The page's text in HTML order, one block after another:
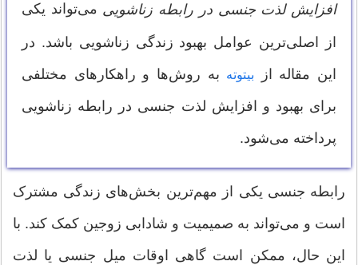
افزایش لذت جنسی در رابطه زناشویی می‌تواند یکی
از اصلی‌ترین عوامل بهبود زندگی زناشویی باشد. در
این مقاله از
بیتوته به روش‌ها و راهکارهای مختلفی
برای بهبود و افزایش لذت جنسی در رابطه زناشویی
پرداخته می‌شود.
رابطه جنسی یکی از مهم‌ترین بخش‌های زندگی مشترک
است و می‌تواند به صمیمیت و شادابی زوجین کمک کند. با
این حال، ممکن است گاهی اوقات میل جنسی یا لذت